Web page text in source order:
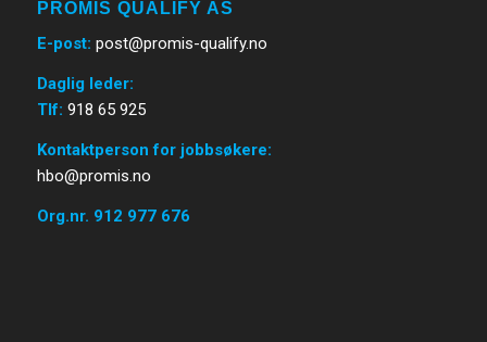
PROMIS QUALIFY AS
E-post: post@promis-qualify.no
Daglig leder:
Tlf: 918 65 925
Kontaktperson for jobbsøkere:
hbo@promis.no
Org.nr. 912 977 676